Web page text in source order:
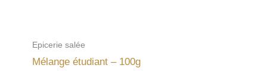
Epicerie salée
Mélange étudiant – 100g